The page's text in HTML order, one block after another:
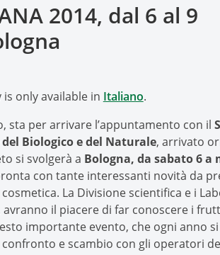
2014, dal 6 al 9
only available in Italiano.
sta per arrivare l’appuntamento con il
Biologico e del Naturale, arrivato
si svolgerà a Bologna, da sabato 6 a
con tante interessanti novità da
La Divisione scientifica e i
avranno il piacere di far conoscere i
importante evento, che ogni anno
e scambio con gli operatori